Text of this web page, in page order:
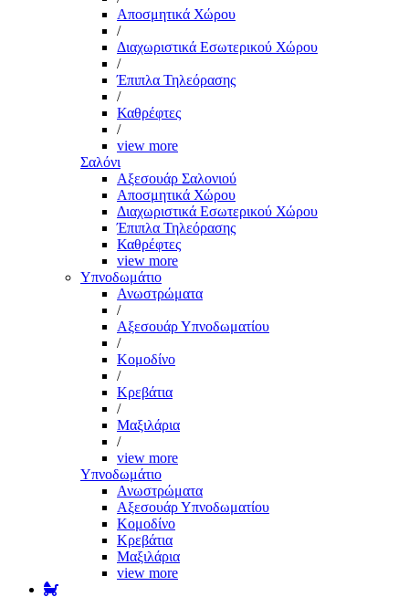
Αποσμητικά Χώρου
/
Διαχωριστικά Εσωτερικού Χώρου
/
Έπιπλα Τηλεόρασης
/
Καθρέφτες
/
view more
Σαλόνι
Αξεσουάρ Σαλονιού
Αποσμητικά Χώρου
Διαχωριστικά Εσωτερικού Χώρου
Έπιπλα Τηλεόρασης
Καθρέφτες
view more
Υπνοδωμάτιο
Ανωστρώματα
/
Αξεσουάρ Υπνοδωματίου
/
Κομοδίνο
/
Κρεβάτια
/
Μαξιλάρια
/
view more
Υπνοδωμάτιο
Ανωστρώματα
Αξεσουάρ Υπνοδωματίου
Κομοδίνο
Κρεβάτια
Μαξιλάρια
view more